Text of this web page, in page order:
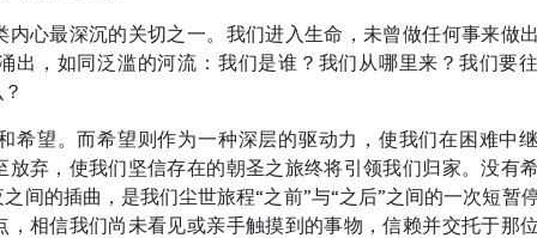
心最深沉的关切之一。我们进入生命，未曾做任何事来做
出，如同泛滥的河流：我们是谁？我们从哪里来？我们要
希望。而希望则作为一种深层的驱动力，使我们在困难中
弃，使我们坚信存在的朝圣之旅终将引领我们归家。没有
间的插曲，是我们尘世旅程“之前”与“之后”之间的一次短暂
相信我们尚未看见或亲手触摸到的事物，信赖并交托于那